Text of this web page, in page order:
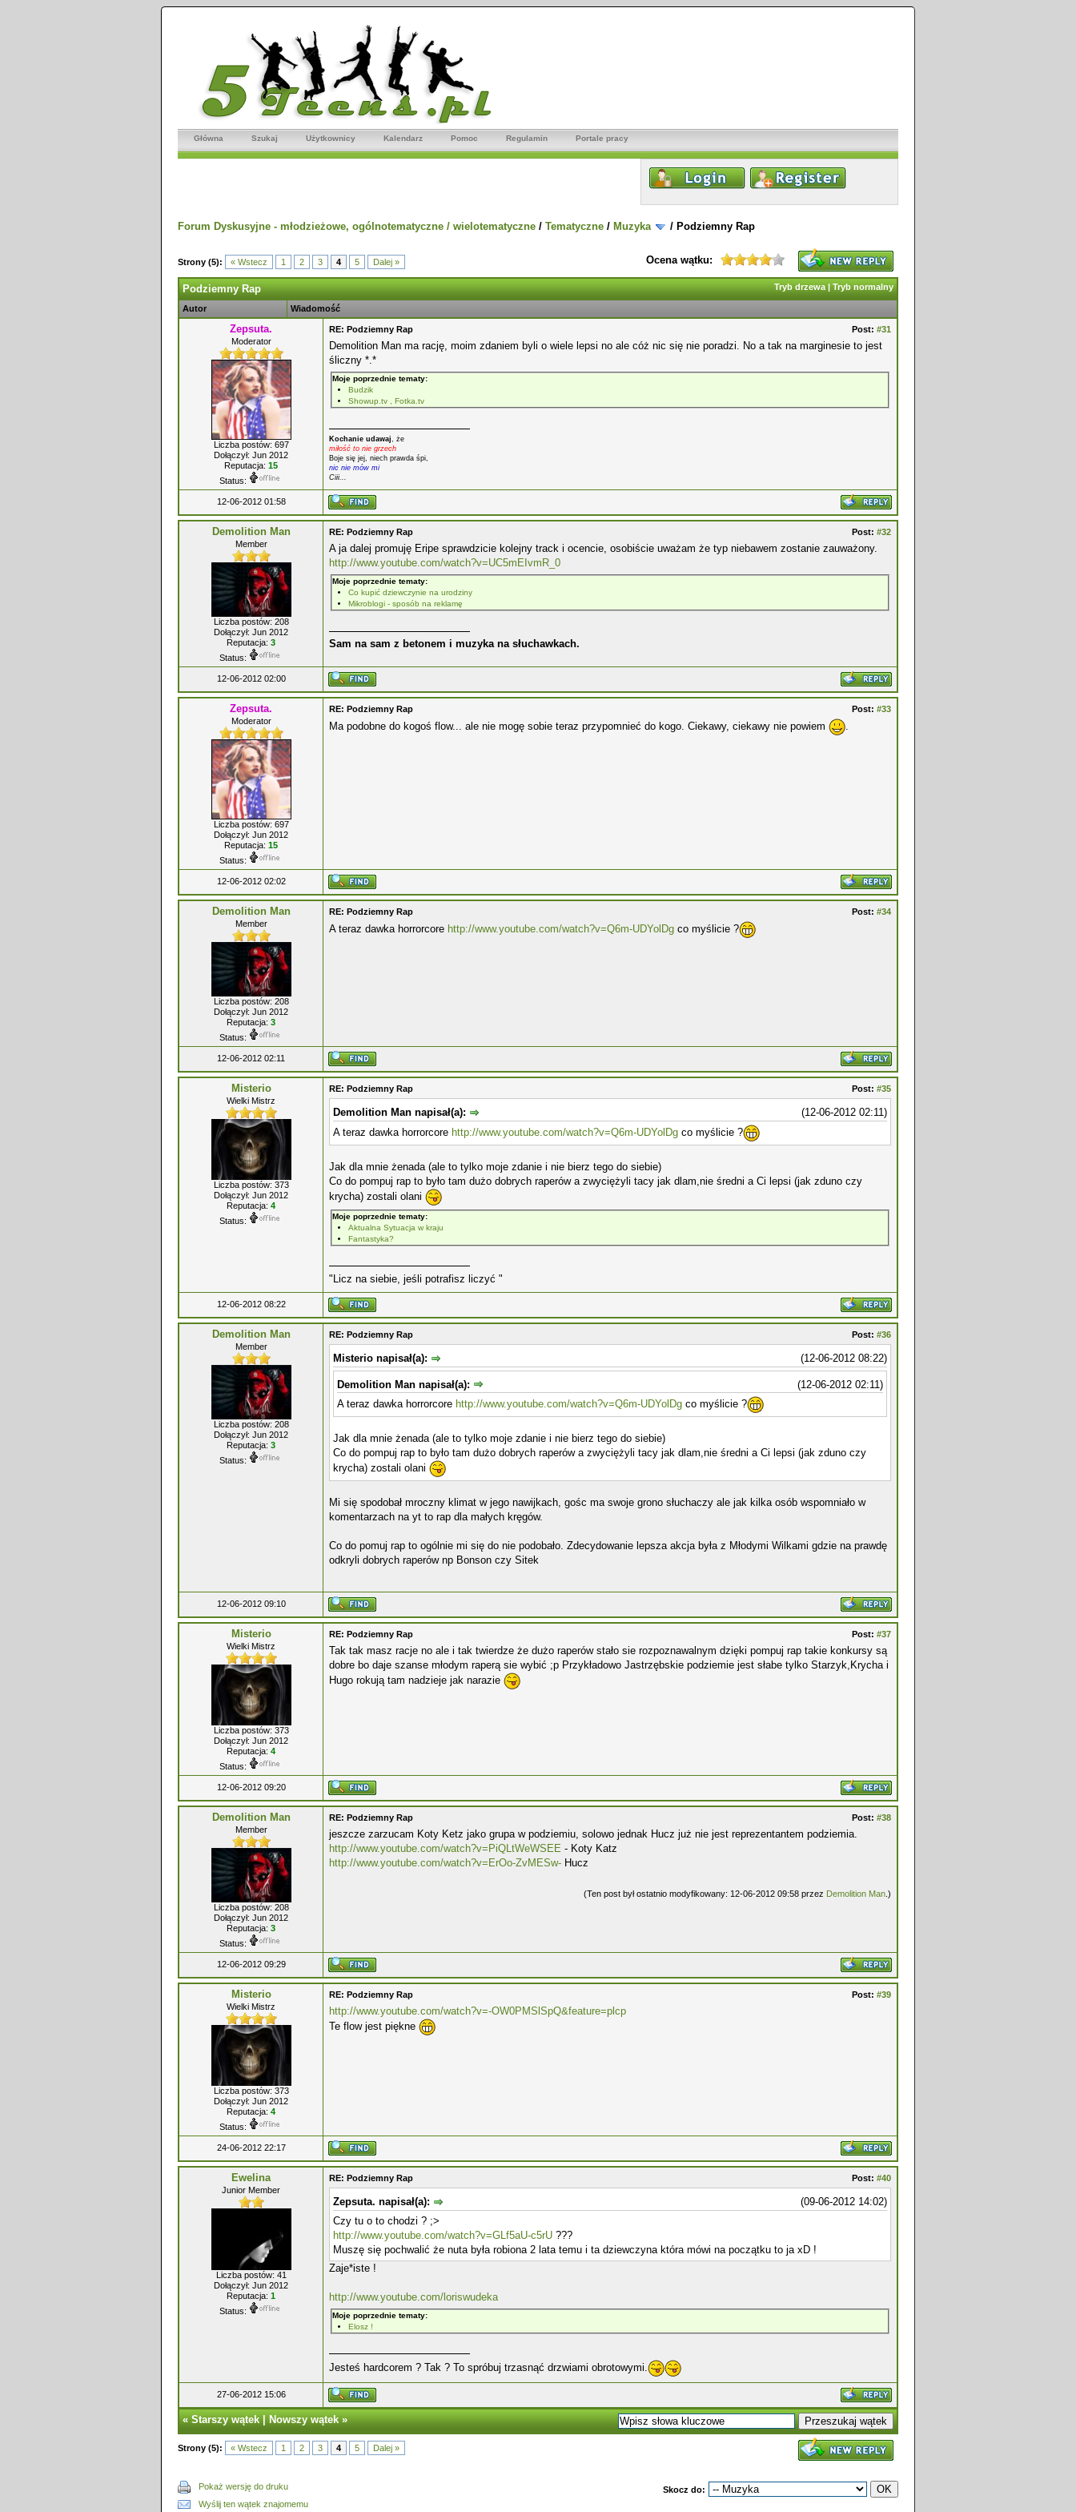
Główna Szukaj Użytkownicy Kalendarz Pomoc Regulamin Portale pracy
Forum Dyskusyjne - młodzieżowe, ogólnotematyczne / wielotematyczne / Tematyczne / Muzyka / Podziemny Rap
Strony (5): « Wstecz 1 2 3 4 5 Dalej » Ocena wątku:
Tryb drzewa | Tryb normalny
Podziemny Rap
Autor Wiadomość
Zepsuta.
Moderator
Liczba postów: 697
Dołączył: Jun 2012
Reputacja: 15
Status:
Post: #31
RE: Podziemny Rap
Demolition Man ma rację, moim zdaniem byli o wiele lepsi no ale cóż nic się nie poradzi. No a tak na marginesie to jest
śliczny *.*
Moje poprzednie tematy:
Budzik
Showup.tv , Fotka.tv
Kochanie udawaj, że
miłość to nie grzech
Boje się jej, niech prawda śpi,
nic nie mów mi
Ciii...
12-06-2012 01:58
Demolition Man
Member
Liczba postów: 208
Dołączył: Jun 2012
Reputacja: 3
Status:
Post: #32
RE: Podziemny Rap
A ja dalej promuję Eripe sprawdzicie kolejny track i ocencie, osobiście uważam że typ niebawem zostanie zauważony.
http://www.youtube.com/watch?v=UC5mEIvmR_0
Moje poprzednie tematy:
Co kupić dziewczynie na urodziny
Mikroblogi - sposób na reklamę
Sam na sam z betonem i muzyka na słuchawkach.
12-06-2012 02:00
Zepsuta.
Moderator
Liczba postów: 697
Dołączył: Jun 2012
Reputacja: 15
Status:
Post: #33
RE: Podziemny Rap
Ma podobne do kogoś flow... ale nie mogę sobie teraz przypomnieć do kogo. Ciekawy, ciekawy nie powiem
12-06-2012 02:02
Demolition Man
Member
Liczba postów: 208
Dołączył: Jun 2012
Reputacja: 3
Status:
Post: #34
RE: Podziemny Rap
A teraz dawka horrorcore http://www.youtube.com/watch?v=Q6m-UDYolDg co myślicie ?
12-06-2012 02:11
Misterio
Wielki Mistrz
Liczba postów: 373
Dołączył: Jun 2012
Reputacja: 4
Status:
Post: #35
RE: Podziemny Rap
(12-06-2012 02:11)
Demolition Man napisał(a):
A teraz dawka horrorcore http://www.youtube.com/watch?v=Q6m-UDYolDg co myślicie ?
Jak dla mnie żenada (ale to tylko moje zdanie i nie bierz tego do siebie)
Co do pompuj rap to było tam dużo dobrych raperów a zwyciężyli tacy jak dlam,nie średni a Ci lepsi (jak zduno czy
krycha) zostali olani
Moje poprzednie tematy:
Aktualna Sytuacja w kraju
Fantastyka?
"Licz na siebie, jeśli potrafisz liczyć "
12-06-2012 08:22
Demolition Man
Member
Liczba postów: 208
Dołączył: Jun 2012
Reputacja: 3
Status:
Post: #36
RE: Podziemny Rap
(12-06-2012 08:22)
Misterio napisał(a):
(12-06-2012 02:11)
Demolition Man napisał(a):
A teraz dawka horrorcore http://www.youtube.com/watch?v=Q6m-UDYolDg co myślicie ?
Jak dla mnie żenada (ale to tylko moje zdanie i nie bierz tego do siebie)
Co do pompuj rap to było tam dużo dobrych raperów a zwyciężyli tacy jak dlam,nie średni a Ci lepsi (jak zduno czy
krycha) zostali olani
Mi się spodobał mroczny klimat w jego nawijkach, gośc ma swoje grono słuchaczy ale jak kilka osób wspomniało w
komentarzach na yt to rap dla małych kręgów.
Co do pomuj rap to ogólnie mi się do nie podobało. Zdecydowanie lepsza akcja była z Młodymi Wilkami gdzie na prawdę
odkryli dobrych raperów np Bonson czy Sitek
12-06-2012 09:10
Misterio
Wielki Mistrz
Liczba postów: 373
Dołączył: Jun 2012
Reputacja: 4
Status:
Post: #37
RE: Podziemny Rap
Tak tak masz racje no ale i tak twierdze że dużo raperów stało sie rozpoznawalnym dzięki pompuj rap takie konkursy są
dobre bo daje szanse młodym raperą sie wybić ;p Przykładowo Jastrzębskie podziemie jest słabe tylko Starzyk,Krycha i
Hugo rokują tam nadzieje jak narazie
12-06-2012 09:20
Demolition Man
Member
Liczba postów: 208
Dołączył: Jun 2012
Reputacja: 3
Status:
Post: #38
RE: Podziemny Rap
jeszcze zarzucam Koty Ketz jako grupa w podziemiu, solowo jednak Hucz już nie jest reprezentantem podziemia.
http://www.youtube.com/watch?v=PiQLtWeWSEE - Koty Katz
http://www.youtube.com/watch?v=ErOo-ZvMESw- Hucz
(Ten post był ostatnio modyfikowany: 12-06-2012 09:58 przez Demolition Man .)
12-06-2012 09:29
Misterio
Wielki Mistrz
Liczba postów: 373
Dołączył: Jun 2012
Reputacja: 4
Status:
Post: #39
RE: Podziemny Rap
http://www.youtube.com/watch?v=-OW0PMSlSpQ&feature=plcp
Te flow jest piękne
24-06-2012 22:17
Ewelina
Junior Member
Liczba postów: 41
Dołączył: Jun 2012
Reputacja: 1
Status:
Post: #40
RE: Podziemny Rap
(09-06-2012 14:02)
Zepsuta. napisał(a):
Czy tu o to chodzi ? ;>
http://www.youtube.com/watch?v=GLf5aU-c5rU ???
Muszę się pochwalić że nuta była robiona 2 lata temu i ta dziewczyna która mówi na początku to ja xD !
Zaje*iste !
http://www.youtube.com/loriswudeka
Moje poprzednie tematy:
Elosz !
Jesteś hardcorem ? Tak ? To spróbuj trzasnąć drzwiami obrotowymi.
27-06-2012 15:06
«Starszy wątek|Nowszy wątek»
Strony (5): « Wstecz 1 2 3 4 5 Dalej »
Pokaż wersję do druku
Wyślij ten wątek znajomemu
Skocz do: